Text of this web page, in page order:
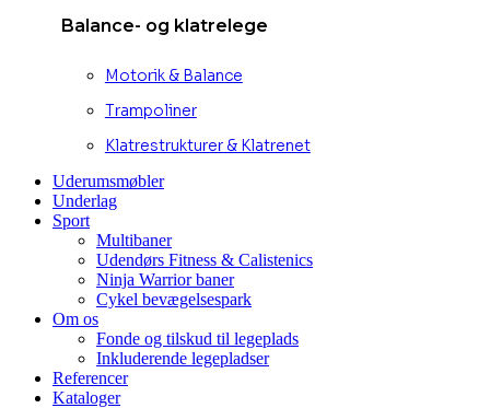
Balance- og klatrelege
Motorik & Balance
Trampoliner
Klatrestrukturer & Klatrenet
Uderumsmøbler
Underlag
Sport
Multibaner
Udendørs Fitness & Calistenics
Ninja Warrior baner
Cykel bevægelsespark
Om os
Fonde og tilskud til legeplads
Inkluderende legepladser
Referencer
Kataloger